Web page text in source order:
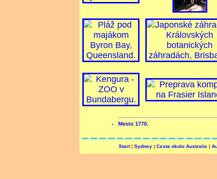
Mesto 1770.
Start| Sydney | Cesta okolo Australie |